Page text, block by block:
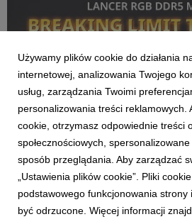
XPG
Rekord świata XPG!
podkręcony do 12 762 MT/s
3 kwietnia 2025
XPG, e-sportowa marka należąca do
pobiła światowy rekord overclockingu
Używamy plików cookie do działania
internetowej, analizowania Twojego
usług, zarządzania Twoimi
personalizowania treści reklamowych.
cookie, otrzymasz odpowiednie treści
społecznościowych,
sposób przeglądania. Aby zarządzać
„Ustawienia plików cookie”. Pliki
podstawowego funkcjonowania
być odrzucone. Więcej informacji